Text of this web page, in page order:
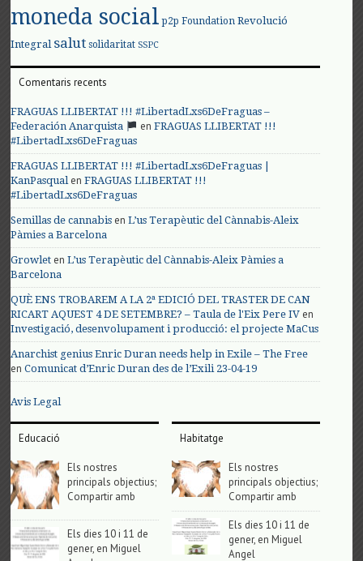
moneda social p2p Foundation Revolució
Integral salut solidaritat SSPC
Comentaris recents
FRAGUAS LLIBERTAT !!! #LibertadLxs6DeFraguas –
Federación Anarquista
enFRAGUAS LLIBERTAT !!!
#LibertadLxs6DeFraguas
FRAGUAS LLIBERTAT !!! #LibertadLxs6DeFraguas |
KanPasqualenFRAGUAS LLIBERTAT !!!
#LibertadLxs6DeFraguas
Semillas de cannabis enL’us Terapèutic del Cànnabis-Aleix
Pàmies a Barcelona
Growlet enL’us Terapèutic del Cànnabis-Aleix Pàmies a
Barcelona
QUÈ ENS TROBAREM A LA 2ª EDICIÓ DEL TRASTER DE CAN
RICART AQUEST 4 DE SETEMBRE? – Taula de l'Eix Pere IV en
Investigació, desenvolupament i producció: el projecte MaCus
Anarchist genius Enric Duran needs help in Exile – The Free
enComunicat d’Enric Duran des de l’Exili 23-04-19
Avis Legal
Educació
Els nostres
principals objectius;
Compartir amb
Els dies 10 i 11 de
gener, en Miguel
Habitatge
Els nostres
principals objectius;
Compartir amb
Els dies 10 i 11 de
gener, en Miguel
Angel